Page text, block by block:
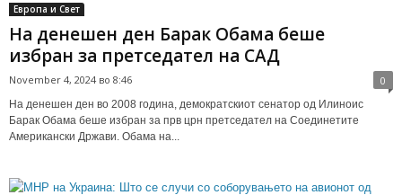
Европа и Свет
На денешен ден Барак Обама беше
избран за претседател на САД
November 4, 2024 во 8:46 0
На денешен ден во 2008 година, демократскиот сенатор од Илиноис
Барак Обама беше избран за прв црн претседател на Соединетите
Американски Држави. Обама на...